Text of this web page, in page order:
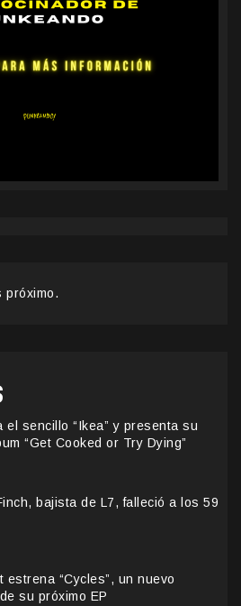
próximo.
el sencillo “Ikea” y presenta su
“Get Cooked or Try Dying”
bajista de L7, falleció a los 59
estrena “Cycles”, un nuevo
su próximo EP